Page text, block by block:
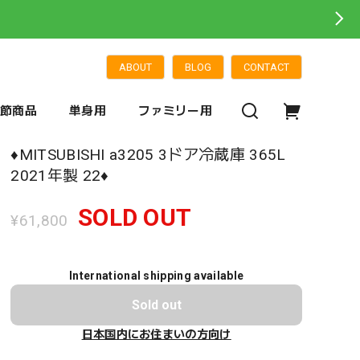
ABOUT BLOG CONTACT
商品 単身用 ファミリー用
♦️MITSUBISHI a3205 3ドア冷蔵庫 365L
2021年製 22♦️
¥61,800 SOLD OUT
International shipping available
Sold out
日本国内にお住まいの方向け